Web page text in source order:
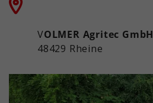
VOLMER Agritec GmbH
48429 Rheine